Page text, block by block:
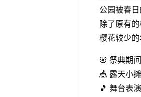
公园被春
除了原有
樱花较少的
🌸 祭典期
🎪 露天小
🎵 舞台表